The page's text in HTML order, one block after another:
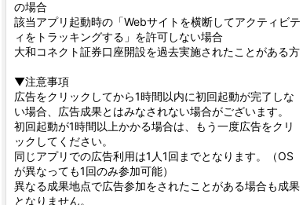
の場合
該当アプリ起動時の「Webサイトを横断してアクティビテ
ィをトラッキングする」を許可しない場合
大和コネクト証券口座開設を過去実施されたことがある方
▼注意事項
広告をクリックしてから1時間以内に初回起動が完了しな
い場合、広告成果とはみなされない場合がございます。
初回起動が1時間以上かかる場合は、もう一度広告をクリ
ックしてください。
同じアプリでの広告利用は1人1回までとなります。（OS
が異なっても1回のみ参加可能）
異なる成果地点で広告参加をされたことがある場合も成果
となりません。